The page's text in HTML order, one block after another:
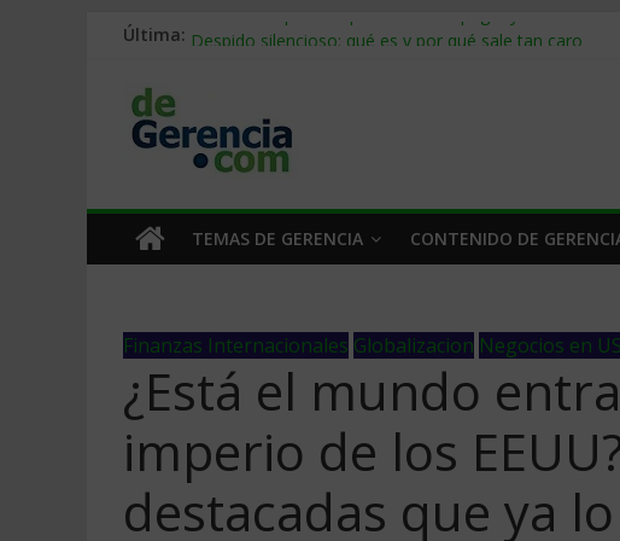
Última: Stablecoins para empresas: cómo pagar y cobrar en
Trabajo forzoso en la cadena de suministro: qué hacer
Mercado hispano de EE. UU.: cómo segmentarlo y
TEMAS DE GERENCIA CONTENIDO DE
Finanzas Internacionales Globalizacion Negocios en
¿Está el mundo
imperio de los
destacadas que ya